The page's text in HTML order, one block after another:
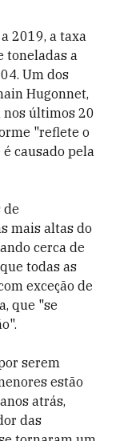
2019, a taxa
toneladas a
Um dos
Hugonnet,
nos últimos 20
"reflete o
é causado pela
de
mais altas do
cerca de
todas as
exceção de
que "se
serem
estão
atrás,
das